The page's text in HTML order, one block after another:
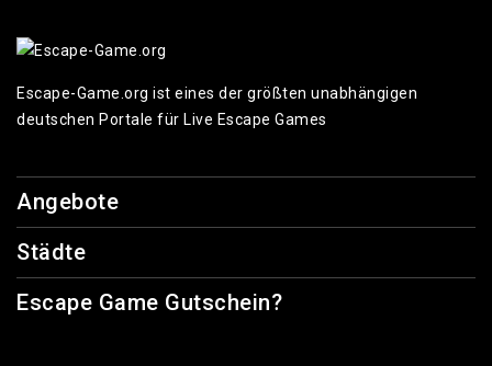
Escape-Game.org ist eines der größten unabhängigen
deutschen Portale für Live Escape Games
Angebote
Städte
Escape Game Gutschein?